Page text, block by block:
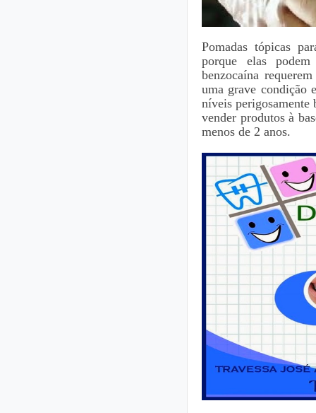
Pomadas tópicas
porque elas
benzocaína
uma grave condição
níveis
vender produtos à
menos de 2 anos.